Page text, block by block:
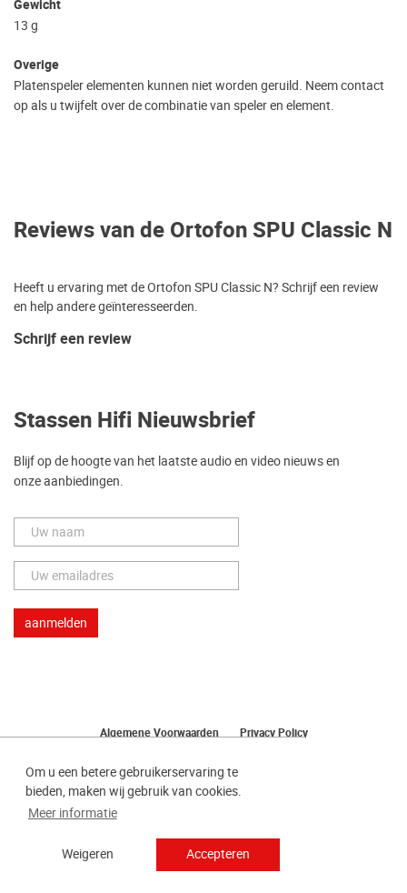
Om u een betere gebruikerservaring te
bieden, maken wij gebruik van cookies.
Meer informatie
Weigeren Accepteren
Gewicht
13 g
Overige
Platenspeler elementen kunnen niet worden geruild. Neem contact
op als u twijfelt over de combinatie van speler en element.
Reviews van de Ortofon SPU Classic N
Heeft u ervaring met de Ortofon SPU Classic N? Schrijf een review
en help andere geïnteresseerden.
Schrijf een review
Stassen Hifi Nieuwsbrief
Blijf op de hoogte van het laatste audio en video nieuws en
onze aanbiedingen.
Algemene Voorwaarden
Privacy Policy